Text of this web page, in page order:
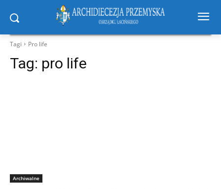
Tagi Pro life
Tag: pro life
Archiwalne